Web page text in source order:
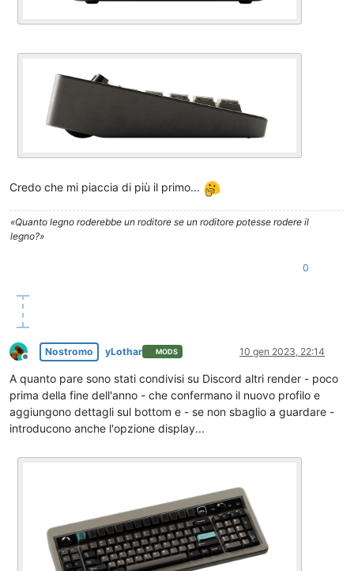
Credo che mi piaccia di più il primo...
«Quanto legno roderebbe un roditore se un roditore potesse rodere il
legno?»
0
Non in linea
Nostromo yLothar MODS 10 gen 2023, 22:14
A quanto pare sono stati condivisi su Discord altri render - poco
prima della fine dell'anno - che confermano il nuovo profilo e
aggiungono dettagli sul bottom e - se non sbaglio a guardare -
introducono anche l'opzione display...